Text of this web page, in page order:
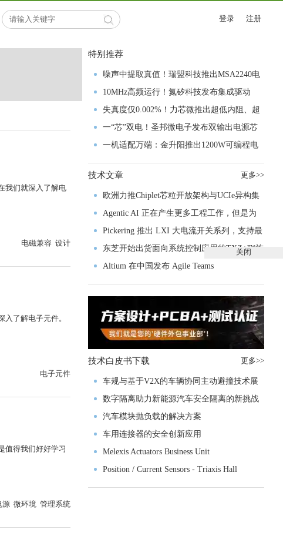
登录 注册
我们就深入了解电
电磁兼容 设计
了解电子元件。
电子元件
值得我们好好学习
源 微环境 管理系统
特别推荐
噪声中提取真值！瑞盟科技推出MSA2240电
流检测芯片赋能多元高端测量场景
10MHz高频运行！氮矽科技发布集成驱动
GaN芯片，助力电源能效再攀新高
失真度仅0.002%！力芯微推出超低内阻、超
低失真4PST模拟开关
一“芯”双电！圣邦微电子发布双输出电源芯
片，简化AFE与音频设计
一机适配万端：金升阳推出1200W可编程电
源，赋能高端装备制造
技术文章 更多>>
欧洲力推Chiplet芯粒开放架构与UCIe异构集
成以加速其汽车产业生态智能化进程
Agentic AI 正在产生更多工程工作，但是为
什么系统开发进展并没有更快？
Pickering 推出 LXI 大电流开关系列，支持最
高 80A、300V 信号
东芝开始出货面向系统控制应用的TXZ+™族
入门级M4V组
Altium 在中国发布 Agile Teams
技术白皮书下载 更多>>
车规与基于V2X的车辆协同主动避撞技术展
望
数字隔离助力新能源汽车安全隔离的新挑战
汽车模块抛负载的解决方案
车用连接器的安全创新应用
Melexis Actuators Business Unit
Position / Current Sensors - Triaxis Hall
关闭